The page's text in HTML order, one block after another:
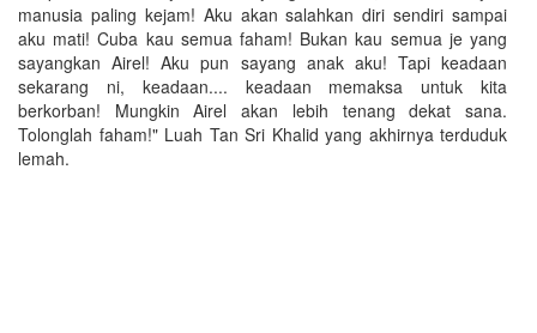
manusia paling kejam! Aku akan salahkan diri sendiri sampai
aku mati! Cuba kau semua faham! Bukan kau semua je yang
sayangkan Airel! Aku pun sayang anak aku! Tapi keadaan
sekarang ni, keadaan.... keadaan memaksa untuk kita
berkorban! Mungkin Airel akan lebih tenang dekat sana.
Tolonglah faham!" Luah Tan Sri Khalid yang akhirnya terduduk
lemah.